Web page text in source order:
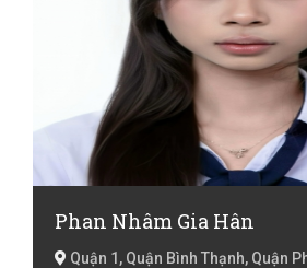
Phan Nhâm Gia Hân
Quận 1, Quận Bình Thạnh, Quận